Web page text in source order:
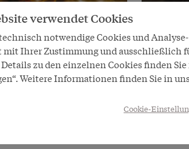
Habsburger
König
verwendet Cookies
notwendige Cookies und
mit Ihrer Zustimmung und ausschließlich
zu den einzelnen Cookies finden
Weitere Informationen finden Sie in
Cookie-